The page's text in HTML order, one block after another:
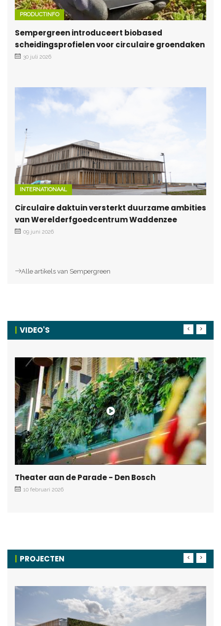
PRODUCTINFO
Sempergreen introduceert biobased
scheidingsprofielen voor circulaire groendaken
30 juli 2026
INTERNATIONAAL
Circulaire daktuin versterkt duurzame ambities
van Werelderfgoedcentrum Waddenzee
09 juni 2026
Alle artikels van Sempergreen
VIDEO'S
Theater aan de Parade - Den Bosch
10 februari 2026
PROJECTEN